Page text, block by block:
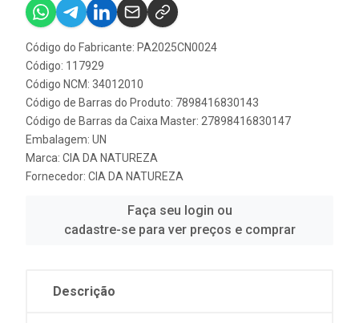
Código do Fabricante: PA2025CN0024
Código: 117929
Código NCM: 34012010
Código de Barras do Produto: 7898416830143
Código de Barras da Caixa Master: 27898416830147
Embalagem: UN
Marca: CIA DA NATUREZA
Fornecedor: CIA DA NATUREZA
Faça seu login ou
cadastre-se para ver preços e comprar
Descrição